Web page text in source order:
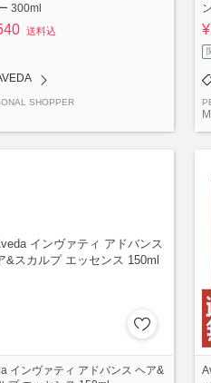
300ml
送料込
SHOPPER
インヴァティ アドバンス ヘア&